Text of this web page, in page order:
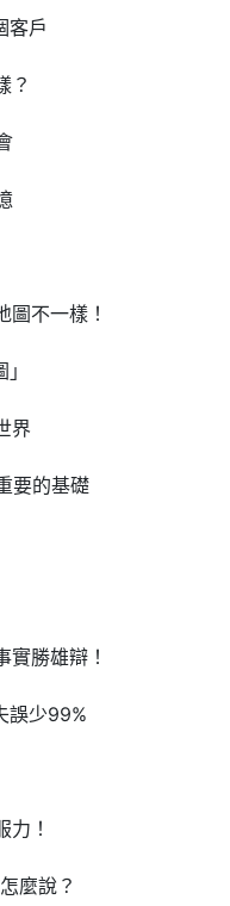
客戶
？
不一樣！
界
要的基礎
勝雄辯！
誤少99%
！
麼說？